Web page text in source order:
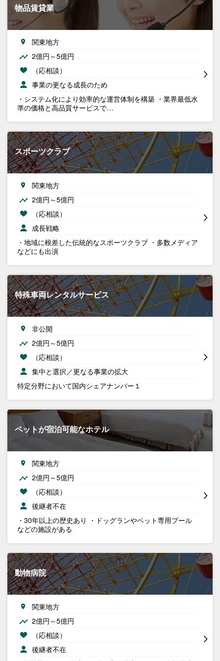
物品賃貸業
関東地方
2億円～5億円
（応相談）
事業の更なる成長のため
・システム化により効率的な運営体制を構築 ・業界最低水
準の価格と高品質サービスで…
スポーツクラブ
関東地方
2億円～5億円
（応相談）
成長戦略
・地域に根差した伝統的なスポーツクラブ ・多数メディア
などにも出演
特殊車両レンタルサービス
非公開
2億円～5億円
（応相談）
集中と選択／更なる事業の拡大
特定分野において国内シェアナンバー１
ペットが宿泊可能なホテル
関東地方
2億円～5億円
（応相談）
後継者不在
・30年以上の歴史あり ・ドッグランやペット専用プール
などの施設がある
動物病院
関東地方
2億円～5億円
（応相談）
後継者不在